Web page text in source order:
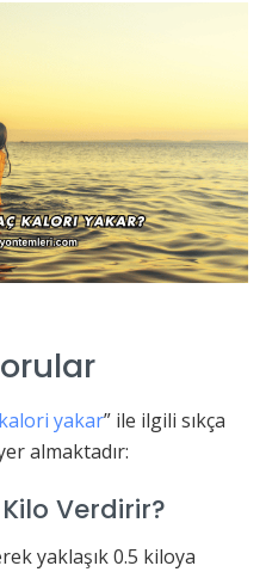
yakar” ile ilgili sıkça
almaktadır:
Verdirir?
yaklaşık 0.5 kiloya